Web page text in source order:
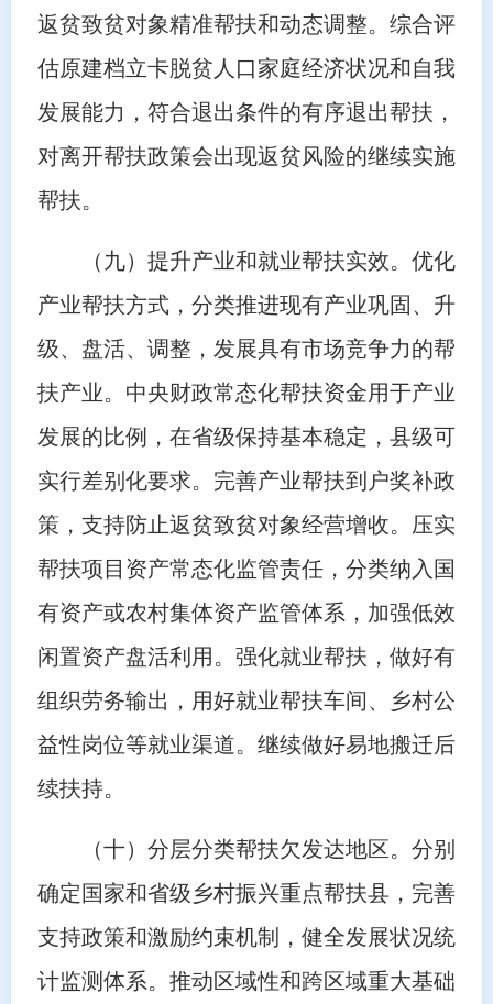
返贫致贫对象精准帮扶和动态调整。综合评
估原建档立卡脱贫人口家庭经济状况和自我
发展能力，符合退出条件的有序退出帮扶，
对离开帮扶政策会出现返贫风险的继续实施
帮扶。
（九）提升产业和就业帮扶实效。优化
产业帮扶方式，分类推进现有产业巩固、升
级、盘活、调整，发展具有市场竞争力的帮
扶产业。中央财政常态化帮扶资金用于产业
发展的比例，在省级保持基本稳定，县级可
实行差别化要求。完善产业帮扶到户奖补政
策，支持防止返贫致贫对象经营增收。压实
帮扶项目资产常态化监管责任，分类纳入国
有资产或农村集体资产监管体系，加强低效
闲置资产盘活利用。强化就业帮扶，做好有
组织劳务输出，用好就业帮扶车间、乡村公
益性岗位等就业渠道。继续做好易地搬迁后
续扶持。
（十）分层分类帮扶欠发达地区。分别
确定国家和省级乡村振兴重点帮扶县，完善
支持政策和激励约束机制，健全发展状况统
计监测体系。推动区域性和跨区域重大基础